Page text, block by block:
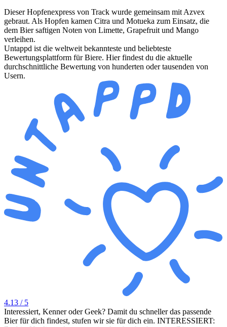
Dieser Hopfenexpress von Track wurde gemeinsam mit Azvex
gebraut. Als Hopfen kamen Citra und Motueka zum Einsatz, die
dem Bier saftigen Noten von Limette, Grapefruit und Mango
verleihen.
Untappd ist die weltweit bekannteste und beliebteste
Bewertungsplattform für Biere. Hier findest du die aktuelle
durchschnittliche Bewertung von hunderten oder tausenden von
Usern.
4.13 / 5
Interessiert, Kenner oder Geek? Damit du schneller das passende
Bier für dich findest, stufen wir sie für dich ein. INTERESSIERT: